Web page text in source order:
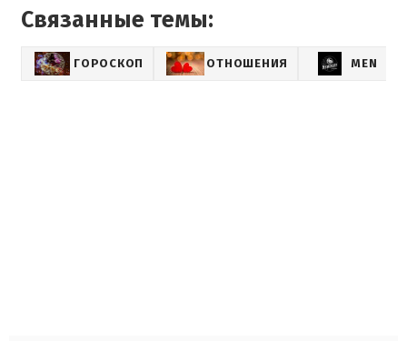
Связанные темы:
ГОРОСКОП ОТНОШЕНИЯ MEN